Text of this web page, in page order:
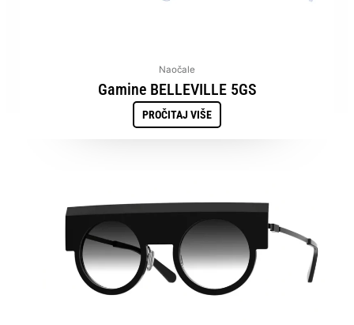
Naočale
Gamine BELLEVILLE 5GS
PROČITAJ VIŠE